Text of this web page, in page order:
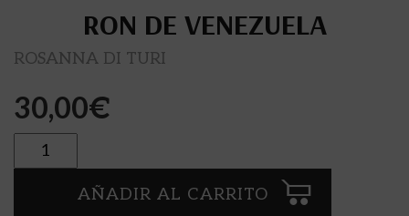
RON DE VENEZUELA
ROSANNA DI TURI
30,00€
Cantidad
AÑADIR AL CARRITO